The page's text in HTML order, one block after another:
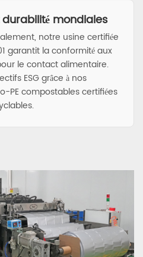
mondiales
notre usine certifiée
garantit la conformité aux
le contact alimentaire.
ESG grâce à nos
PE compostables certifiées